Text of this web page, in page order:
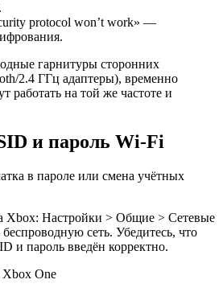
protocol won’t work» —
гарнитуры сторонних
2.4 ГГц адаптеры), временно
работать на той же частоте и
и пароль Wi‑Fi
в пароле или смена учётных
Xbox: Настройки > Общие > Сетевые
сеть. Убедитесь, что
и пароль введён корректно.